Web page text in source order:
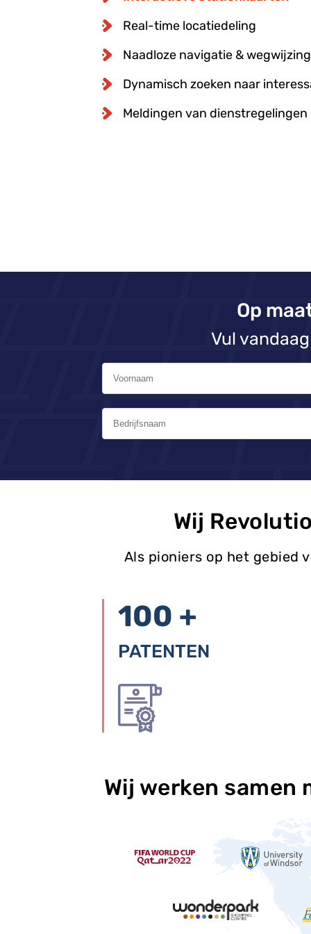
Real-time locatiedeling
Naadloze navigatie & wegwijzing
Dynamisch zoeken naar
Meldingen van
Op
Vul
Wij
Als pioniers op het gebied
100 +
PATENTEN
Wij werken samen